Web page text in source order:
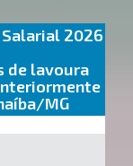
2026
de lavoura
MG